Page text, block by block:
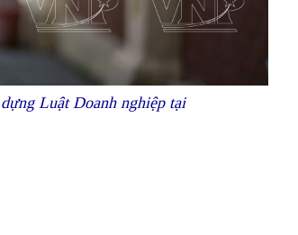
Luật Doanh nghiệp tại